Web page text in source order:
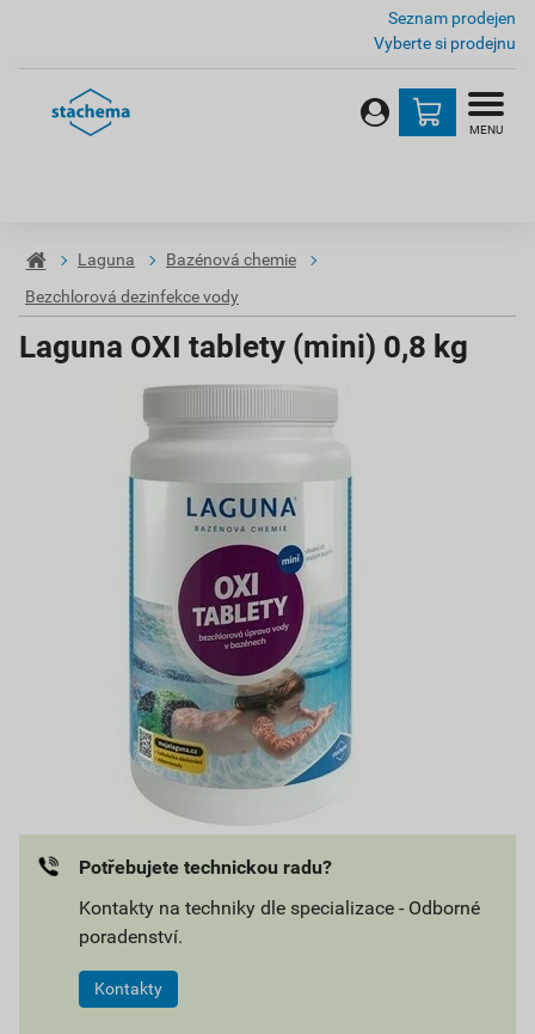
Seznam prodejen
Vyberte si prodejnu
MENU
Laguna
Bazénová chemie
Bezchlorová dezinfekce vody
Laguna OXI tablety (mini) 0,8 kg
Potřebujete technickou radu?
Kontakty na techniky dle specializace - Odborné
poradenství.
Kontakty